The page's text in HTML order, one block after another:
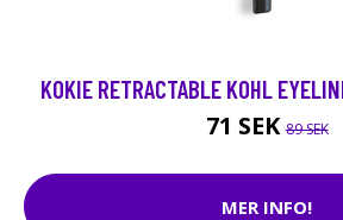
KOKIE RETRACTABLE KOHL
71 SEK89 SEK
MER INFO!